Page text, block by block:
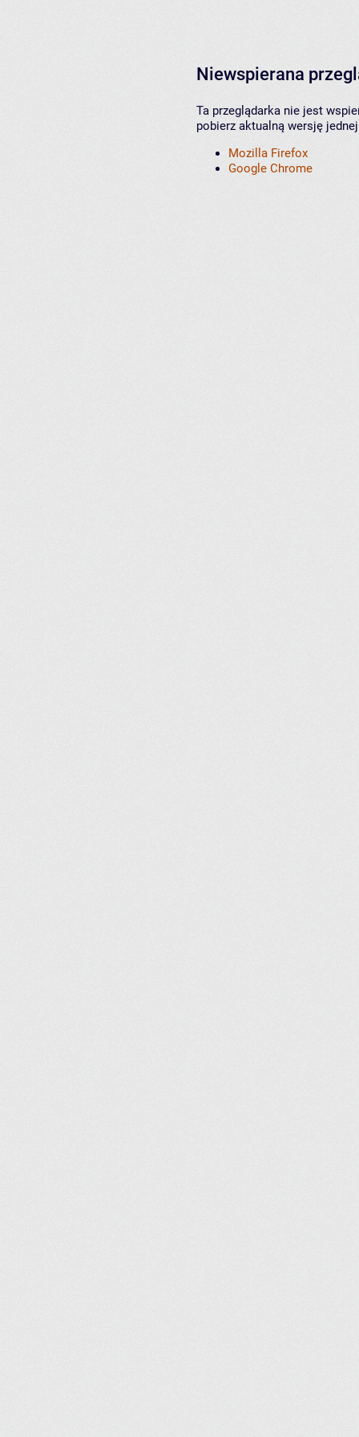
Niewspierana
Ta przeglądarka nie jest
pobierz aktualną wersję
Mozilla Firefox
Google Chrome